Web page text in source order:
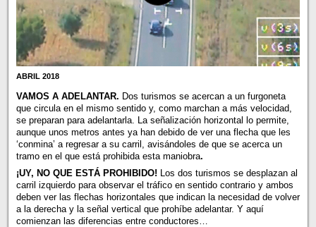
ABRIL 2018
VAMOS A ADELANTAR. Dos turismos se acercan a un furgoneta
que circula en el mismo sentido y, como marchan a más velocidad,
se preparan para adelantarla. La señalización horizontal lo permite,
aunque unos metros antes ya han debido de ver una flecha que les
‘conmina’ a regresar a su carril, avisándoles de que se acerca un
tramo en el que está prohibida esta maniobra.
¡UY, NO QUE ESTÁ PROHIBIDO! Los dos turismos se desplazan al
carril izquierdo para observar el tráfico en sentido contrario y ambos
deben ver las flechas horizontales que indican la necesidad de volver
a la derecha y la señal vertical que prohíbe adelantar. Y aquí
comienzan las diferencias entre conductores…